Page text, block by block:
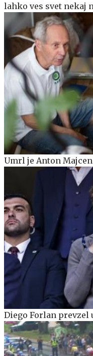
lahko ves svet nekaj
Umrl je Anton
Diego Forlan prevzel